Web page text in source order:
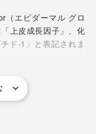
（エピダーマル グロ
上皮成長因子」、化
ド-1」と表記されま